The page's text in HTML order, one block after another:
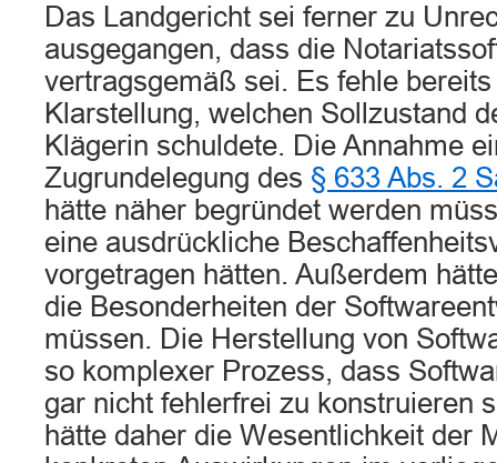
Das Landgericht sei ferner zu
ausgegangen, dass die
vertragsgemäß sei. Es fehle
Klarstellung, welchen Sollzustand
Klägerin schuldete. Die Annahme
Zugrundelegung des § 633 Abs. 2
hätte näher begründet werden
eine ausdrückliche
vorgetragen hätten. Außerdem
die Besonderheiten der
müssen. Die Herstellung von
so komplexer Prozess, dass
gar nicht fehlerfrei zu konstruieren
hätte daher die Wesentlichkeit der